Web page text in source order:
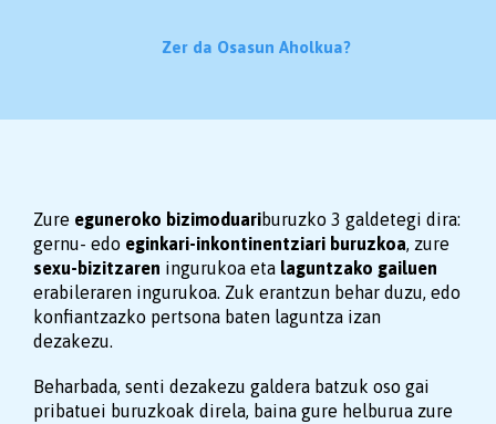
Zer da Osasun Aholkua?
Zure eguneroko bizimoduariburuzko 3 galdetegi dira:
gernu- edo eginkari-inkontinentziari buruzkoa, zure
sexu-bizitzaren ingurukoa eta laguntzako gailuen
erabileraren ingurukoa. Zuk erantzun behar duzu, edo
konfiantzazko pertsona baten laguntza izan
dezakezu.
Beharbada, senti dezakezu galdera batzuk oso gai
pribatuei buruzkoak direla, baina gure helburua zure